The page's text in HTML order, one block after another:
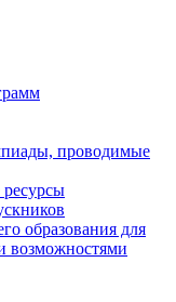
проводимые
образования для
возможностями